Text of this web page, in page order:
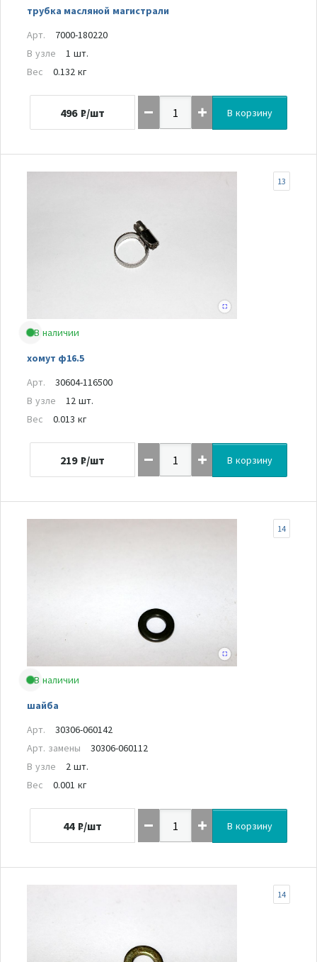
трубка масляной магистрали
Арт.
7000-180220
В узле
1 шт.
Вес
0.132 кг
496 ₽/шт В корзину
В наличии
хомут ф16.5
13
Арт.
30604-116500
В узле
12 шт.
Вес
0.013 кг
219 ₽/шт В корзину
В наличии
шайба
14
Арт.
30306-060142
Арт. замены
30306-060112
В узле
2 шт.
Вес
0.001 кг
44 ₽/шт В корзину
14